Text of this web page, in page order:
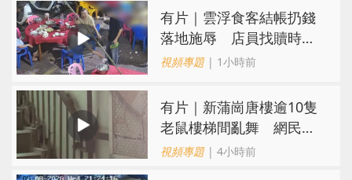
​有片｜雲浮食客結帳扔錢
落地施辱 店員找贖時還
施彼身獲老闆肯定
視頻專題| 1小時前
有片｜新蒲崗唐樓逾10隻
老鼠樓梯間亂舞 網民嚇
親：每次經過都要好大勇
視頻專題| 4小時前